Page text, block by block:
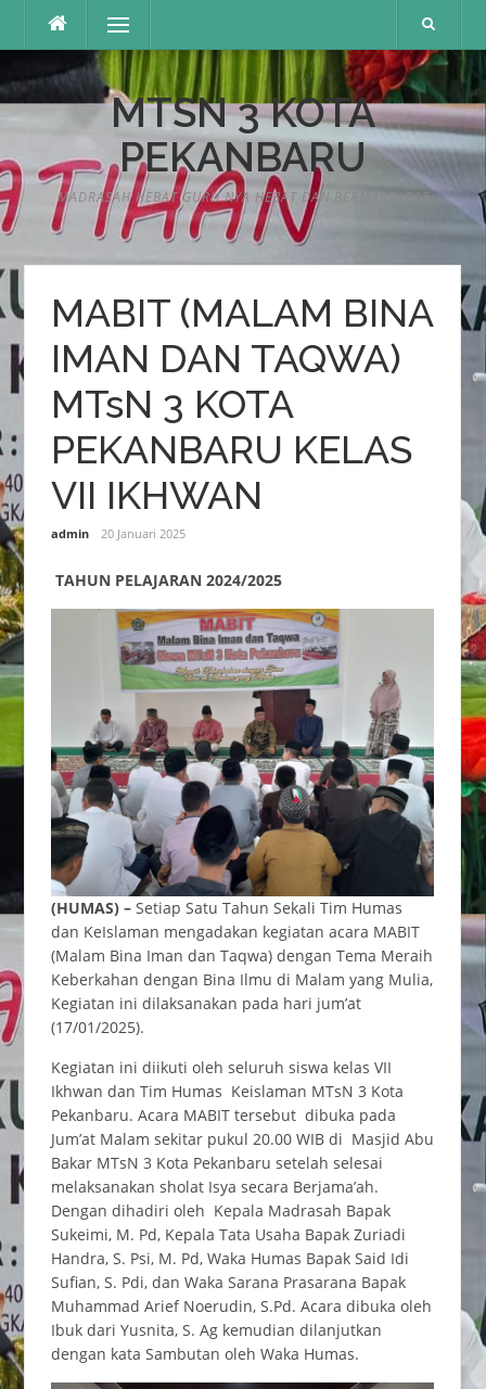
Menu
MTSN 3 KOTA
PEKANBARU
MADRASAH HEBAT GURU NYA HEBAT DAN BERMARTABAT
MABIT (MALAM BINA
IMAN DAN TAQWA)
MTsN 3 KOTA
PEKANBARU KELAS
VII IKHWAN
admin 20 Januari 2025
TAHUN PELAJARAN 2024/2025
(HUMAS) – Setiap Satu Tahun Sekali Tim Humas
dan KeIslaman mengadakan kegiatan acara MABIT
(Malam Bina Iman dan Taqwa) dengan Tema Meraih
Keberkahan dengan Bina Ilmu di Malam yang Mulia,
Kegiatan ini dilaksanakan pada hari jum’at
(17/01/2025).
Kegiatan ini diikuti oleh seluruh siswa kelas VII
Ikhwan dan Tim Humas Keislaman MTsN 3 Kota
Pekanbaru. Acara MABIT tersebut dibuka pada
Jum’at Malam sekitar pukul 20.00 WIB di Masjid Abu
Bakar MTsN 3 Kota Pekanbaru setelah selesai
melaksanakan sholat Isya secara Berjama’ah.
Dengan dihadiri oleh Kepala Madrasah Bapak
Sukeimi, M. Pd, Kepala Tata Usaha Bapak Zuriadi
Handra, S. Psi, M. Pd, Waka Humas Bapak Said Idi
Sufian, S. Pdi, dan Waka Sarana Prasarana Bapak
Muhammad Arief Noerudin, S.Pd. Acara dibuka oleh
Ibuk dari Yusnita, S. Ag kemudian dilanjutkan
dengan kata Sambutan oleh Waka Humas.